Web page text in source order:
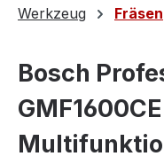
Werkzeug Fräsen
Bosch